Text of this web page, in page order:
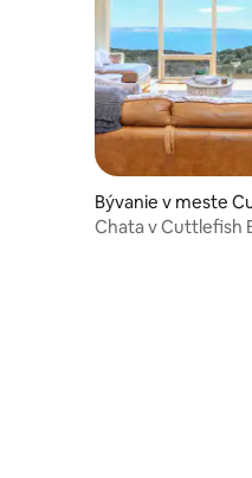
Bývanie v meste
ay
Chata v Cuttlefish